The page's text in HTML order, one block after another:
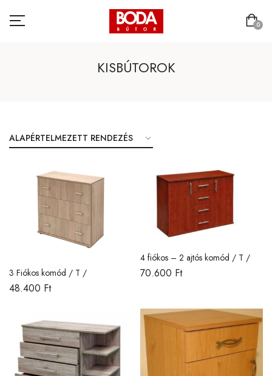
0
KISBÚTOROK
3 Fiókos komód / T /
48.400 Ft
4 fiókos – 2 ajtós komód / T /
70.600 Ft